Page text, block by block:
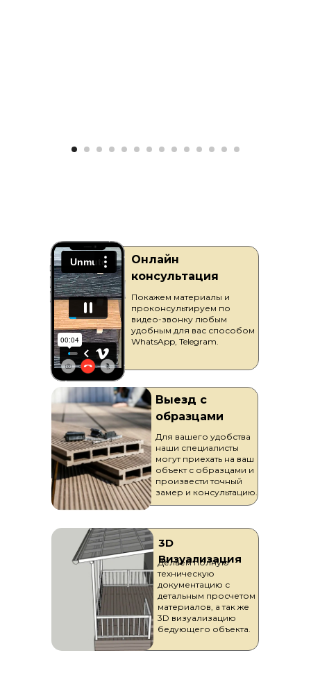
Покажем материалы и
проконсультируем по
видео-звонку любым
удобным для вас способом
WhatsApp, Telegram.
Онлайн
консультация
Для вашего удобства
наши специалисты
могут приехать на ваш
объект с образцами и
произвести точный
замер и консультацию.
Выезд с
образцами
Делаем полную
техническую
документацию с
детальным просчетом
материалов, а так же
3D визуализацию
бедующего объекта.
3D
Визуализация